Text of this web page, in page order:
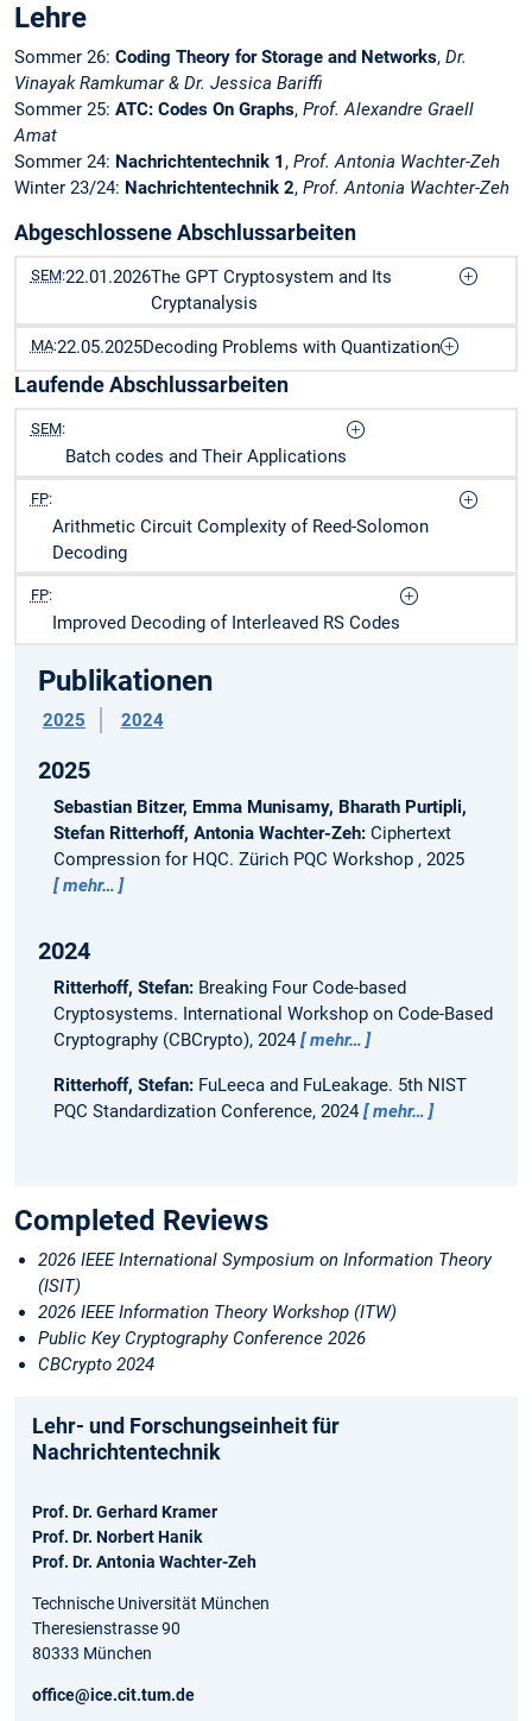
Lehre
Sommer 26: Coding Theory for Storage and Networks, Dr.
Vinayak Ramkumar & Dr. Jessica Bariffi
Sommer 25: ATC: Codes On Graphs, Prof. Alexandre Graell
Amat
Sommer 24: Nachrichtentechnik 1 , Prof. Antonia Wachter-Zeh
Winter 23/24: Nachrichtentechnik 2, Prof. Antonia Wachter-Zeh
Abgeschlossene Abschlussarbeiten
SEM:22.01.2026The GPT Cryptosystem and Its
Cryptanalysis
MA:22.05.2025Decoding Problems with Quantization
Laufende Abschlussarbeiten
SEM:
Batch codes and Their Applications
FP:
Arithmetic Circuit Complexity of Reed-Solomon
Decoding
FP:
Improved Decoding of Interleaved RS Codes
Publikationen
2025 2024
2025
Sebastian Bitzer, Emma Munisamy, Bharath Purtipli,
Stefan Ritterhoff, Antonia Wachter-Zeh: Ciphertext
Compression for HQC. Zürich PQC Workshop , 2025
mehr…
2024
Ritterhoff, Stefan: Breaking Four Code-based
Cryptosystems. International Workshop on Code-Based
Cryptography (CBCrypto), 2024
mehr…
Ritterhoff, Stefan: FuLeeca and FuLeakage. 5th NIST
PQC Standardization Conference, 2024
mehr…
Completed Reviews
2026 IEEE International Symposium on Information Theory
(ISIT)
2026 IEEE Information Theory Workshop (ITW)
Public Key Cryptography Conference 2026
CBCrypto 2024
Lehr- und Forschungseinheit für
Nachrichtentechnik
Prof. Dr. Gerhard Kramer
Prof. Dr. Norbert Hanik
Prof. Dr. Antonia Wachter-Zeh
Technische Universität München
Theresienstrasse 90
80333 München
office@ice.cit.tum.de